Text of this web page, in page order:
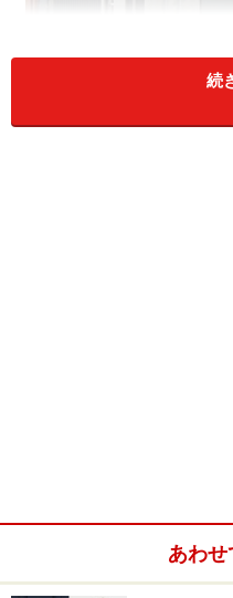
4. 玄関扉は目の荒いエキ
続
あわ